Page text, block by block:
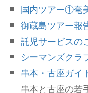
国内ツアー①奄
御蔵島ツアー報
託児サービスの
シーマンズクラ
串本・古座ガイ
串本と古座の若